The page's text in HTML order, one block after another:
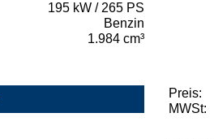
195 kW / 265 PS
Benzin
1.984 cm³
Preis:
MWSt: